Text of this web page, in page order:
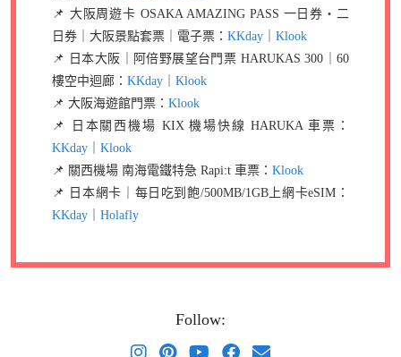
📌 大阪周遊卡 OSAKA AMAZING PASS 一日券・二
日券｜大阪景點套票｜電子票： KKday
Klook
📌 日本大阪｜阿倍野展望台門票 HARUKAS 300｜60
樓空中迴廊： KKday
Klook
📌 大阪海遊館門票： Klook
📌 日本關西機場 KIX 機場快線 HARUKA 車票：
KKday
Klook
📌 關西機場 南海電鐵特急 Rapi:t 車票： Klook
📌 日本網卡｜每日吃到飽/500MB/1GB上網卡eSIM：
KKday
Holafly
Follow: